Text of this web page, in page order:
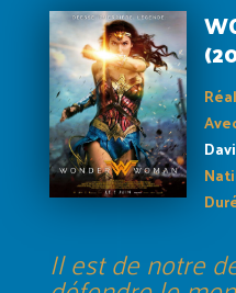
Il est de notre